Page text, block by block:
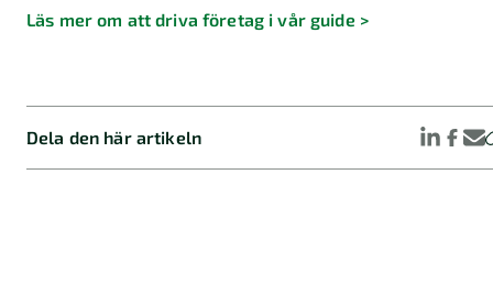
Läs mer om att driva företag i vår guide >
Dela den här artikeln